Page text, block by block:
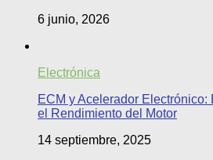
6 junio, 2026
Electrónica
ECM y Acelerador
el Rendimiento del Motor
14 septiembre, 2025